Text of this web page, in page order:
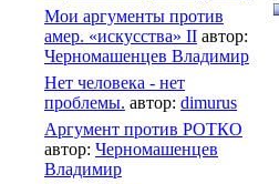
Мои аргументы против
амер. «искусства» II автор:
Черномашенцев Владимир
Нет человека - нет
проблемы. автор: dimurus
Аргумент против РОТКО
автор: Черномашенцев
Владимир